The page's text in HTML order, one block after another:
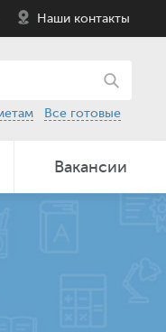
Наши контакты
Все готовые
Вакансии